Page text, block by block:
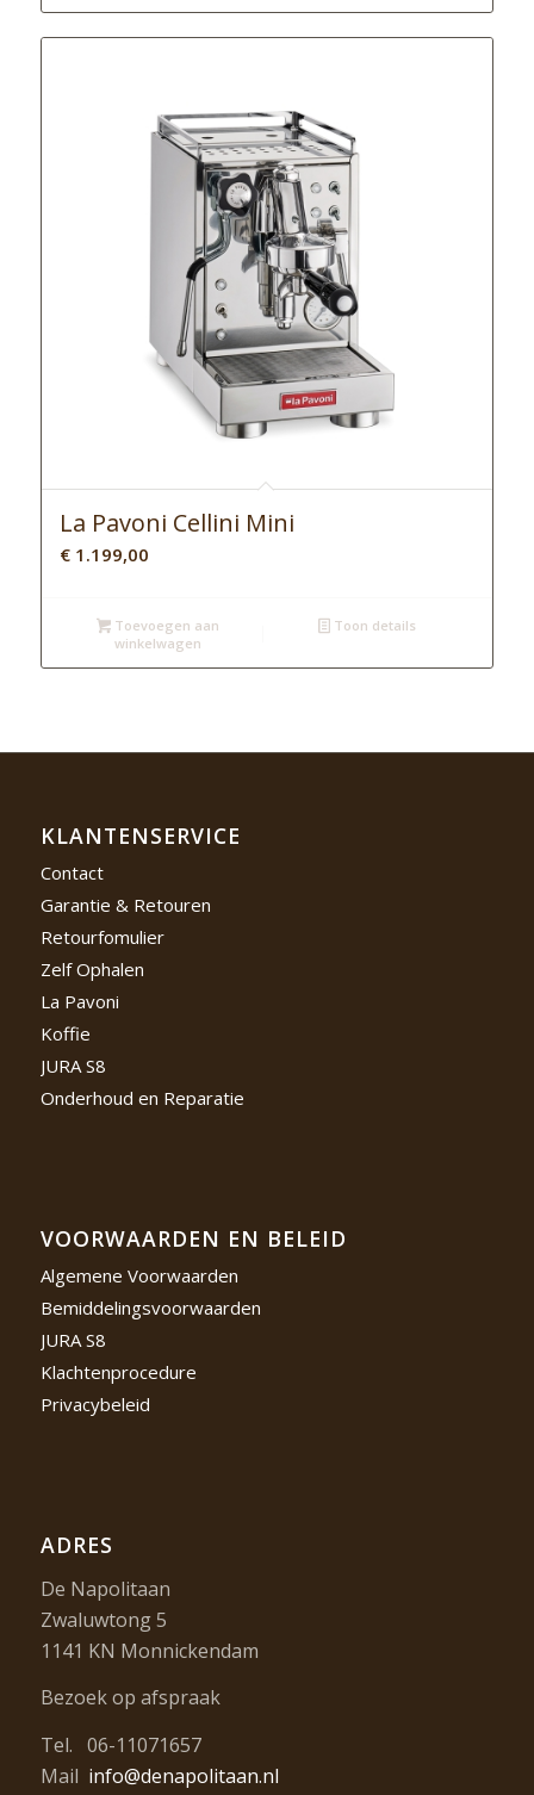
La Pavoni Cellini Mini
€1.199,00
Toevoegen aan
winkelwagen
Toon details
KLANTENSERVICE
Contact
Garantie & Retouren
Retourfomulier
Zelf Ophalen
La Pavoni
Koffie
JURA S8
Onderhoud en Reparatie
VOORWAARDEN EN BELEID
Algemene Voorwaarden
Bemiddelingsvoorwaarden
JURA S8
Klachtenprocedure
Privacybeleid
ADRES
De Napolitaan
Zwaluwtong 5
1141 KN Monnickendam
Bezoek op afspraak
Tel. 06-11071657
Mail info@denapolitaan.nl